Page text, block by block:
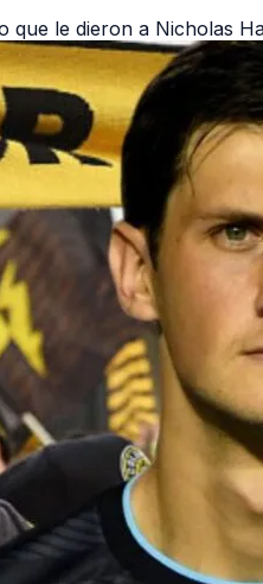
que le dieron a Nicholas